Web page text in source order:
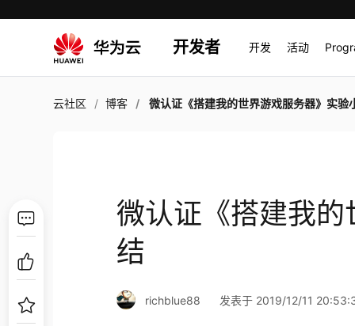
开发者 开发 活动
云社区 博客 微认证《搭建我的世界游戏服务器》实验
微认证《搭建我
结
richblue88 发表于 2019/12/11